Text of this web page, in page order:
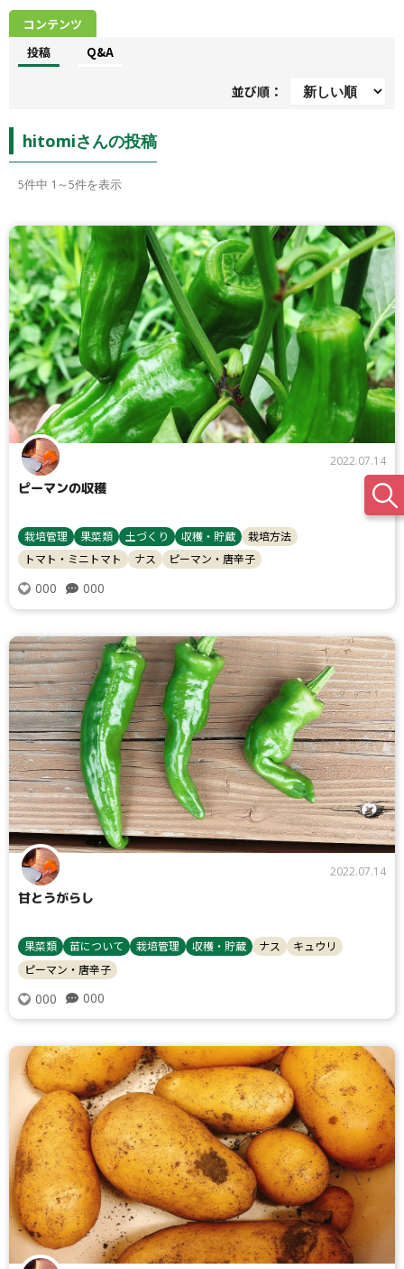
タイプ
大テーマ
小テーマ
コンテンツ
投稿
Q&A
並び順：
hitomiさんの投稿
5件中 1～5件を表示
2022.07.14
ピーマンの収穫
栽培管理 果菜類 土づくり 収穫・貯蔵
栽培方法
トマト・ミニトマト
ナス ピーマン・唐辛子
000 000
2022.07.14
甘とうがらし
果菜類 苗について 栽培管理 収穫・貯蔵 ナス
キュウリ
ピーマン・唐辛子
000 000